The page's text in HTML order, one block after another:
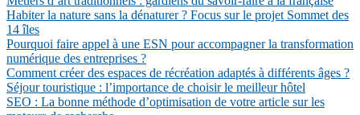
Habiter la nature sans la dénaturer ? Focus sur le projet Sommet des
14 îles
Pourquoi faire appel à une ESN pour accompagner la transformation
numérique des entreprises ?
Comment créer des espaces de récréation adaptés à différents âges ?
Séjour touristique : l’importance de choisir le meilleur hôtel
SEO : La bonne méthode d’optimisation de votre article sur les